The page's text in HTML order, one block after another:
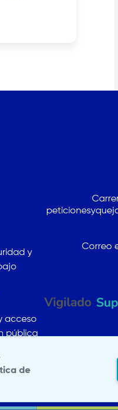
Correo
y
acceso
pública
de